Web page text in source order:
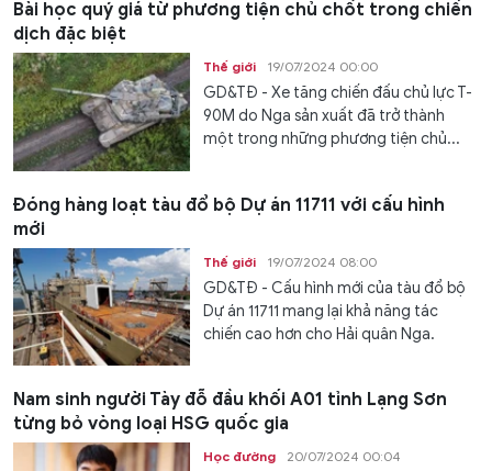
Bài học quý giá từ phương tiện chủ chốt trong chiến
dịch đặc biệt
Thế giới 19/07/2024 00:00
GD&TĐ - Xe tăng chiến đấu chủ lực T-
90M do Nga sản xuất đã trở thành
một trong những phương tiện chủ...
Đóng hàng loạt tàu đổ bộ Dự án 11711 với cấu hình
mới
Thế giới 19/07/2024 08:00
GD&TĐ - Cấu hình mới của tàu đổ bộ
Dự án 11711 mang lại khả năng tác
chiến cao hơn cho Hải quân Nga.
Nam sinh người Tày đỗ đầu khối A01 tỉnh Lạng Sơn
từng bỏ vòng loại HSG quốc gia
Học đường 20/07/2024 00:04